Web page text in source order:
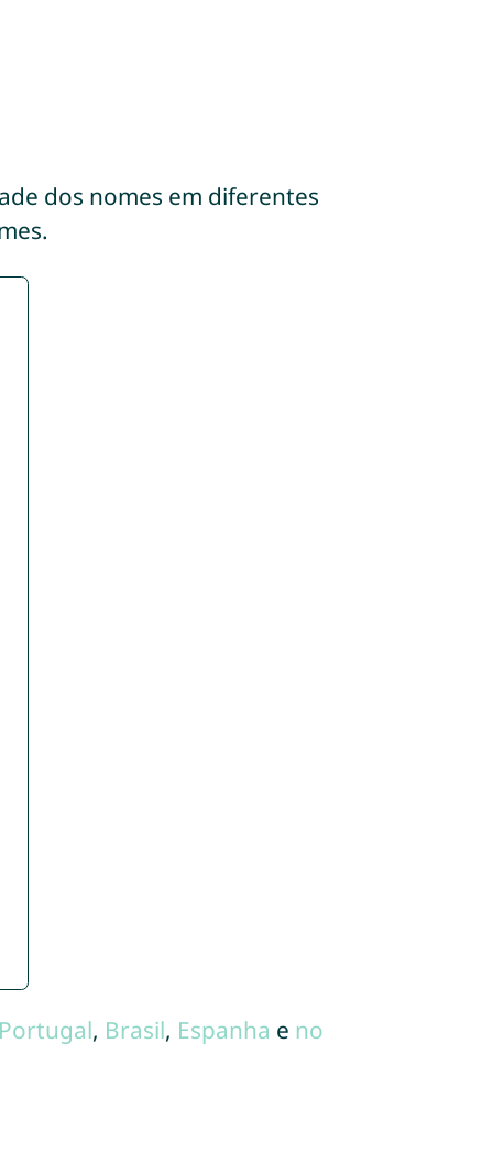
dos nomes em diferentes
Portugal, Brasil, Espanha e no